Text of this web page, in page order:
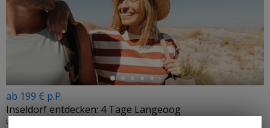
ab 199 € p.P.
Inseldorf entdecken: 4 Tage Langeoog
UPSTALSBOOM LANGEOOG • NORDSEE